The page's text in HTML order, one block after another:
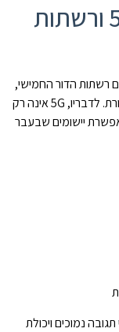
מומחיות בטכנולוגיות 5G ורשתות
רשתות הדור החמישי,
הנחשבות לאחת המהפכות הגדולות בעולם התקשורת. לדבריו, 5G אינה רק
יישומים שבעבר
נמוכים ויכולת